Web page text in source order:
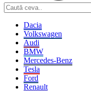
Dacia
Volkswagen
Audi
BMW
Mercedes-Benz
Tesla
Ford
Renault